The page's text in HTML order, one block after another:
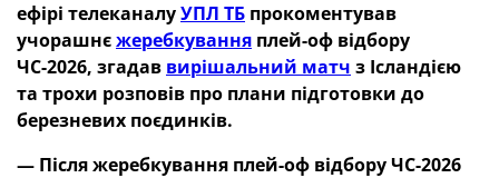
ефірі телеканалуУПЛ ТБ прокоментував
учорашнєжеребкування плей-оф відбору
ЧС-2026, згадав вирішальний матч з Ісландією
та трохи розповів про плани підготовки до
березневих поєдинків.
— Після жеребкування плей-оф відбору ЧС-2026